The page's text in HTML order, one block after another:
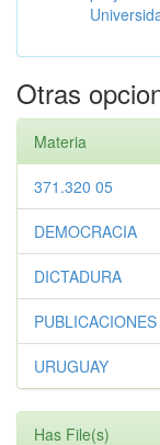
Otras
Materia
371.320 05
DEMOCRACIA
DICTADURA
URUGUAY
Has File(s)